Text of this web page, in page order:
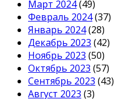
Март 2024(49)
Февраль 2024(37)
Январь 2024(28)
Декабрь 2023 (42)
Ноябрь 2023 (50)
Октябрь 2023 (57)
Сентябрь 2023 (43)
Август 2023 (3)